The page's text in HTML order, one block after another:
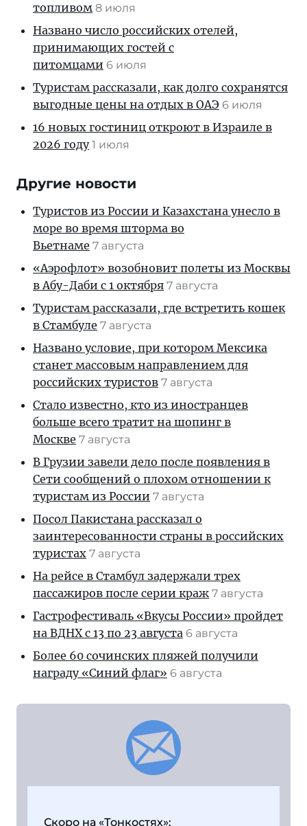
топливом 8 июля
Названо число российских отелей,
принимающих гостей с
питомцами 6 июля
Туристам рассказали, как долго сохранятся
выгодные цены на отдых в ОАЭ 6 июля
16 новых гостиниц откроют в Израиле в
2026 году 1 июля
Другие новости
Туристов из России и Казахстана унесло в
море во время шторма во
Вьетнаме 7 августа
«Аэрофлот» возобновит полеты из Москвы
в Абу-Даби с 1 октября 7 августа
Туристам рассказали, где встретить кошек
в Стамбуле 7 августа
Названо условие, при котором Мексика
станет массовым направлением для
российских туристов 7 августа
Стало известно, кто из иностранцев
больше всего тратит на шопинг в
Москве 7 августа
В Грузии завели дело после появления в
Сети сообщений о плохом отношении к
туристам из России 7 августа
Посол Пакистана рассказал о
заинтересованности страны в российских
туристах 7 августа
На рейсе в Стамбул задержали трех
пассажиров после серии краж 7 августа
Гастрофестиваль «Вкусы России» пройдет
на ВДНХ с 13 по 23 августа 6 августа
Более 60 сочинских пляжей получили
награду «Синий флаг» 6 августа
Скоро на «Тонкостях»: